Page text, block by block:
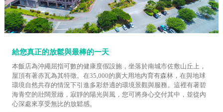
給您真正的放鬆與最棒的一天
本飯店為沖繩屈指可數的健康度假設施，坐落於南城市佐敷山丘上，
屋頂有著赤瓦為其特徵。在35,000的廣大用地內育有森林，在與地球
環境自然共存的情況下引進多彩舒適的環境景觀與服務。這裡有著碧
海青空的壯闊景緻，寂靜的陽光與風，您可將身心交付其中，並從內
心深處來享受無比的放鬆感。